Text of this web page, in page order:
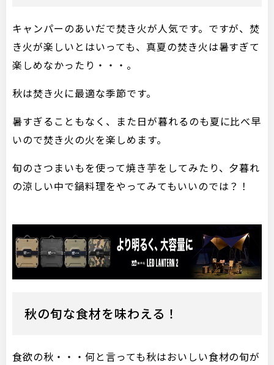
キャンパーのあいだで焚き火が人気です。ですが、焚
き火が楽しいとはいっても、真夏の焚き火は暑すぎて
楽しめなかったり・・・。
秋は焚き火に最適な季節です。
暑すぎることもなく、また日が暮れるのも夏に比べ早
いので焚き火の火を楽しめます。
旬のさつまいもを使って焼き芋をしてみたり、夕暮れ
の涼しい中で鍋料理をやってみてもいいのでは？！
秋の旬な食材を味わえる！
食欲の秋・・・何と言っても秋はおいしい食材の旬が